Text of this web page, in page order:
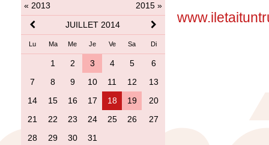
« 2013
2015 »
JUILLET 2014
Lu Ma Me Je Ve Sa Di
1 2 3 4 5
6
7
8 9 10 11 12
13
14
15 16 17 18 19
20
21
22 23 24 25 26
27
28
29 30 31